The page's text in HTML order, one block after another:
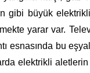
gibi büyük
yarar var.
esnasında bu
elektrikli